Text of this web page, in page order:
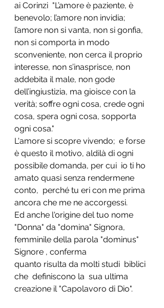
ai Corinzi  "L’amore è paziente, è
benevolo; l’amore non invidia;
l’amore non si vanta, non si gonfia,
non si comporta in modo
sconveniente, non cerca il proprio
interesse, non s’inasprisce, non
addebita il male, non gode
dell’ingiustizia, ma gioisce con la
verità; soffre ogni cosa, crede ogni
cosa, spera ogni cosa, sopporta
ogni cosa."
L'amore si scopre vivendo;  e forse
è questo il motivo, aldilà di ogni
possibile domanda, per cui  io ti ho
amato quasi senza rendermene
conto,  perché tu eri con me prima
ancora che me ne accorgessi.
Ed anche l'origine del tuo nome
"Donna" da "domina" Signora,
femminile della parola "dominus"
Signore , conferma
quanto risulta da molti studi  biblici
che  definiscono la  sua ultima
creazione il "Capolavoro di Dio".